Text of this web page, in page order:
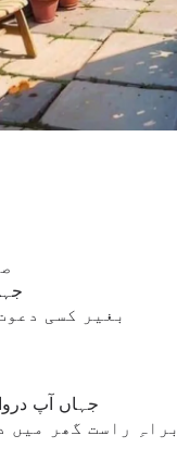
بغیر کسی
براہِ راست گھر میں